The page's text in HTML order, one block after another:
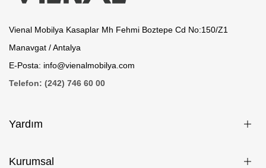
Vienal Mobilya Kasaplar Mh Fehmi Boztepe Cd No:150/Z1
Manavgat / Antalya
E-Posta: info@vienalmobilya.com
Telefon: (242) 746 60 00
Yardım
Kurumsal